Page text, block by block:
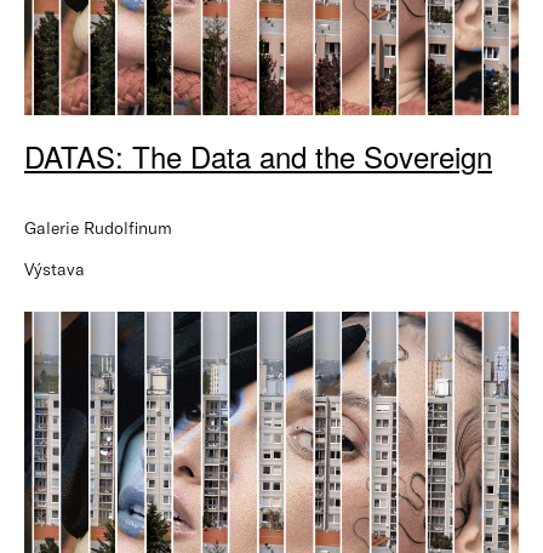
DATAS: The Data and the Sovereign
Galerie Rudolfinum
Výstava